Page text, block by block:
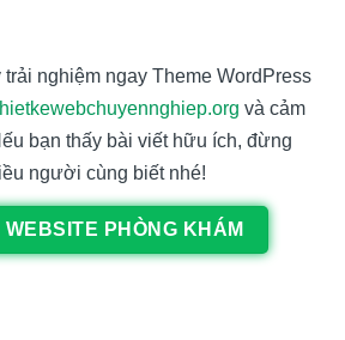
nghiệm ngay Theme WordPress
và cảm
bạn thấy bài viết hữu ích, đừng
người cùng biết nhé!
PHÒNG KHÁM